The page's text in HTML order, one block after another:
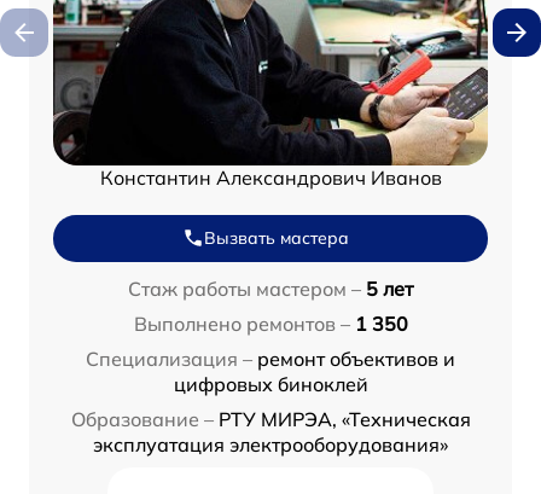
Константин Александрович Иванов
Вызвать мастера
Стаж работы мастером – 5 лет
Выполнено ремонтов – 1 350
Специализация – ремонт объективов и
цифровых биноклей
Образование – РТУ МИРЭА, «Техническая
эксплуатация электрооборудования»